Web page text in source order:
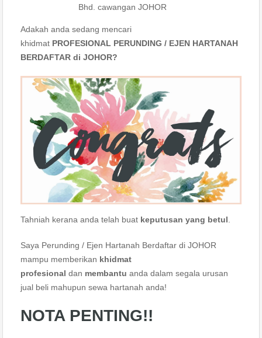
Bhd. cawangan JOHOR
Adakah anda sedang mencari
khidmat PROFESIONAL PERUNDING / EJEN HARTANAH
BERDAFTAR di JOHOR?
Tahniah kerana anda telah buat keputusan yang betul
Saya Perunding / Ejen Hartanah Berdaftar di JOHOR
mampu memberikan khidmat
profesional dan membantu anda dalam segala urusan
jual beli mahupun sewa hartanah anda!
NOTA PENTING!!